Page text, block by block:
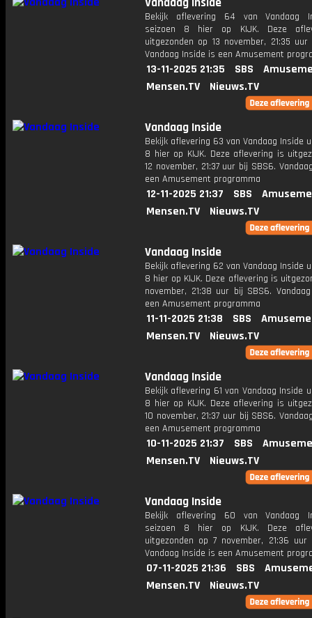
Bekijk aflevering 64 van Vandaag
seizoen 8 hier op KIJK. Deze
uitgezonden op 13 november, 21:35
Vandaag Inside is een Amusement
13-11-2025 21:35 SBS
Mensen.TV
Nieuws.TV
Vandaag Inside
Bekijk aflevering 63 van Vandaag Inside
8 hier op KIJK. Deze aflevering is
12 november, 21:37 uur bij SBS6.
een Amusement programma
12-11-2025 21:37 SBS
Mensen.TV
Nieuws.TV
Vandaag Inside
Bekijk aflevering 62 van Vandaag Inside
8 hier op KIJK. Deze aflevering is
november, 21:38 uur bij SBS6.
een Amusement programma
11-11-2025 21:38 SBS
Mensen.TV
Nieuws.TV
Vandaag Inside
Bekijk aflevering 61 van Vandaag Inside
8 hier op KIJK. Deze aflevering is
10 november, 21:37 uur bij SBS6.
een Amusement programma
10-11-2025 21:37 SBS
Mensen.TV
Nieuws.TV
Vandaag Inside
Bekijk aflevering 60 van Vandaag
seizoen 8 hier op KIJK. Deze
uitgezonden op 7 november, 21:36 uur
Vandaag Inside is een Amusement
07-11-2025 21:36 SBS
Mensen.TV
Nieuws.TV